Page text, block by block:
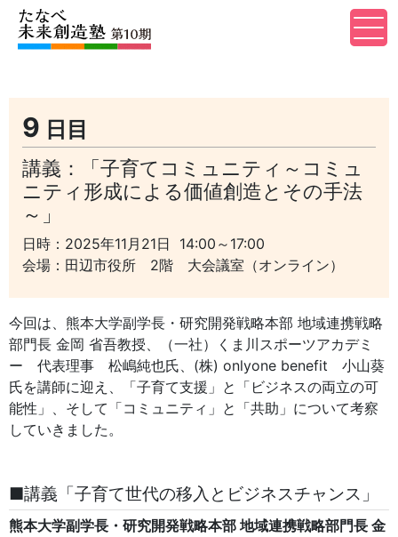
9 日目
講義：「子育てコミュニティ～コミュ
ニティ形成による価値創造とその手法
～」
日時：2025年11月21日 14:00～17:00
会場：田辺市役所 2階 大会議室（オンライン）
今回は、熊本大学副学長・研究開発戦略本部 地域連携戦略
部門長 金岡 省吾教授、（一社）くま川スポーツアカデミ
ー 代表理事 松嶋純也氏、(株) onlyone benefit 小山葵
氏を講師に迎え、「子育て支援」と「ビジネスの両立の可
能性」、そして「コミュニティ」と「共助」について考察
していきました。
■講義「子育て世代の移入とビジネスチャンス」
熊本大学副学長・研究開発戦略本部 地域連携戦略部門長 金